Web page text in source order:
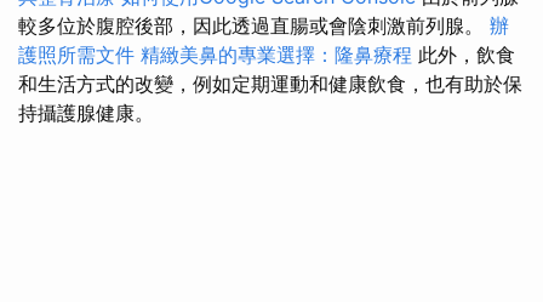
較多位於腹腔後部，因此透過直腸或會陰刺激前列腺。 辦
護照所需文件 精緻美鼻的專業選擇：隆鼻療程 此外，飲食
和生活方式的改變，例如定期運動和健康飲食，也有助於保
持攝護腺健康。